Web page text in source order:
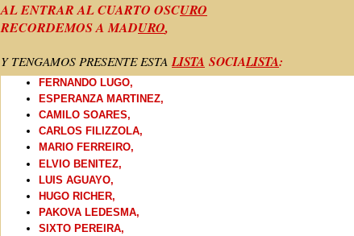
AL ENTRAR AL CUARTO OSCURO
RECORDEMOS A MADURO,
Y TENGAMOS PRESENTE ESTALISTA SOCIALISTA:
FERNANDO LUGO,
ESPERANZA MARTINEZ,
CAMILO SOARES,
CARLOS FILIZZOLA,
MARIO FERREIRO,
ELVIO BENITEZ,
LUIS AGUAYO,
HUGO RICHER,
PAKOVA LEDESMA,
SIXTO PEREIRA,